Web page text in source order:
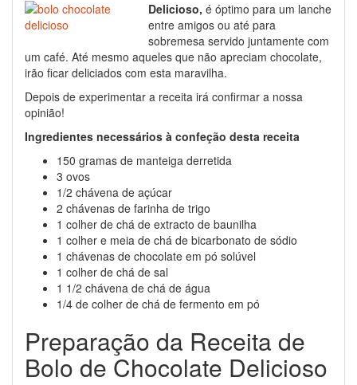
Delicioso, é óptimo para um lanche
entre amigos ou até para
sobremesa servido juntamente com
um café. Até mesmo aqueles que não apreciam chocolate,
irão ficar deliciados com esta maravilha.
Depois de experimentar a receita irá confirmar a nossa
opinião!
Ingredientes necessários à confeção desta receita
150 gramas de manteiga derretida
3 ovos
1/2 chávena de açúcar
2 chávenas de farinha de trigo
1 colher de chá de extracto de baunilha
1 colher e meia de chá de bicarbonato de sódio
1 chávenas de chocolate em pó solúvel
1 colher de chá de sal
1 1/2 chávena de chá de água
1/4 de colher de chá de fermento em pó
Preparação da Receita de
Bolo de Chocolate Delicioso